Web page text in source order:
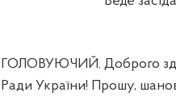
ГОЛОВУЮЧИЙ. Доброго
Ради України! Прошу,